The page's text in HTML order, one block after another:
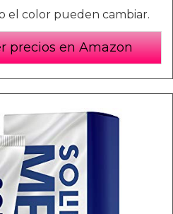
el color pueden cambiar.
precios en Amazon